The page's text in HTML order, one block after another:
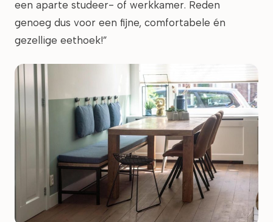
een aparte studeer- of werkkamer. Reden
genoeg dus voor een fijne, comfortabele én
gezellige eethoek!”